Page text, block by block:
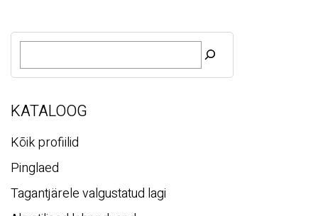
O
s
KATALOOG
Kõik profiilid
Pinglaed
Tagantjärele valgustatud lagi